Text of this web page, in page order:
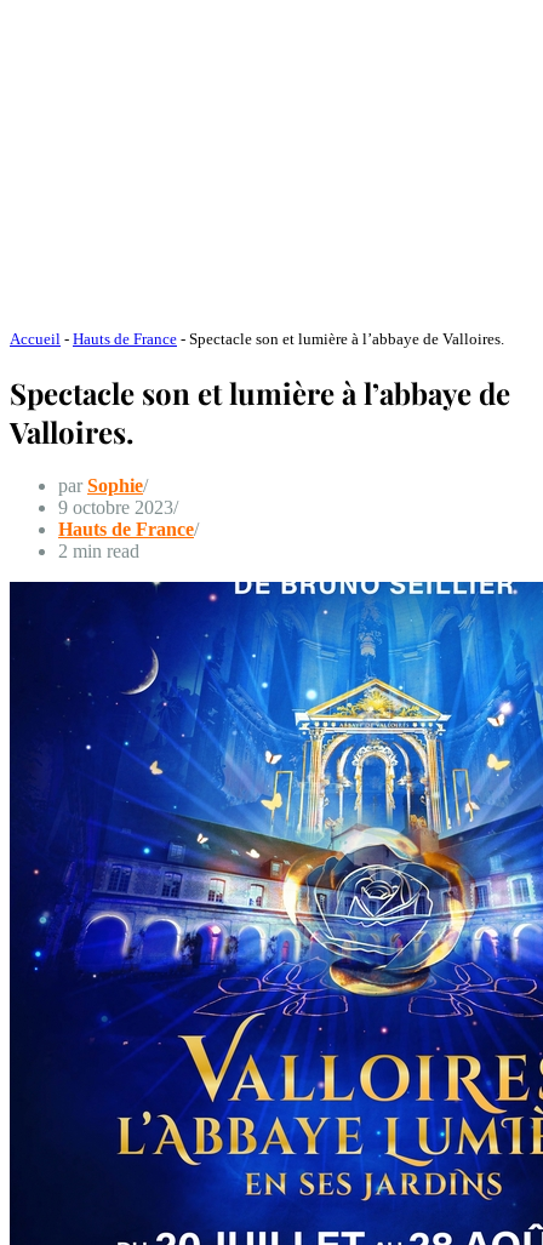
Accueil - Hauts de France - Spectacle son et lumière à l’abbaye de Valloires.
Spectacle son et lumière à l’abbaye de
Valloires.
parSophie
9 octobre 2023
Hauts de France
2 min read